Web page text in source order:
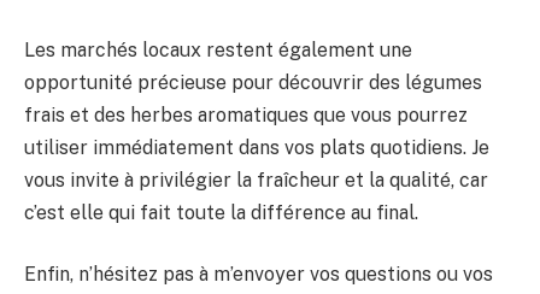
Les marchés locaux restent également une
opportunité précieuse pour découvrir des légumes
frais et des herbes aromatiques que vous pourrez
utiliser immédiatement dans vos plats quotidiens. Je
vous invite à privilégier la fraîcheur et la qualité, car
c’est elle qui fait toute la différence au final.
Enfin, n’hésitez pas à m’envoyer vos questions ou vos